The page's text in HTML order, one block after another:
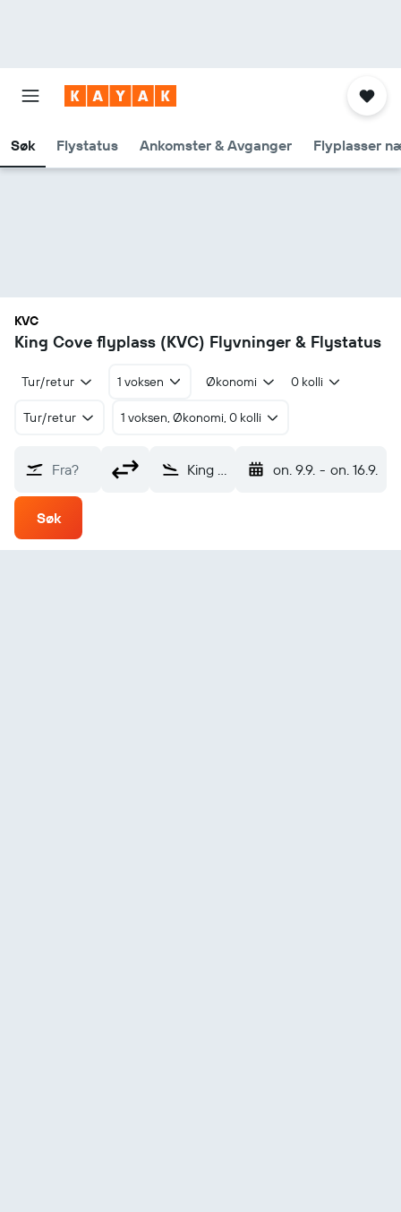
Søk Flystatus Ankomster & Avganger Flyplasser
KVC
King Cove flyplass (KVC) Flyvninger & Flystatus
Tur/retur 1 voksen Økonomi 0 kolli
Tur/retur 1 voksen, Økonomi, 0 kolli
Fra? King Cove (KVC) on. 9.9. - on. 16.9.
Søk